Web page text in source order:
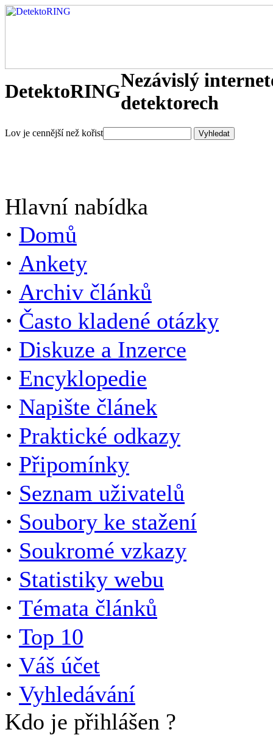
DetektoRINGNezávislý
detektorech
Lov je cennější než kořist
Hlavní nabídka
· Domů
· Ankety
· Archiv článků
· Často kladené otázky
· Diskuze a Inzerce
· Encyklopedie
· Napište článek
· Praktické odkazy
· Připomínky
· Seznam uživatelů
· Soubory ke stažení
· Soukromé vzkazy
· Statistiky webu
· Témata článků
· Top 10
· Váš účet
· Vyhledávání
Kdo je přihlášen ?